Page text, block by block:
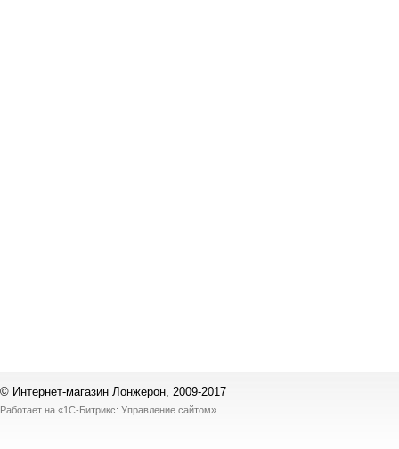
© Интернет-магазин Лонжерон, 2009-2017
Работает на «1С-Битрикс: Управление сайтом»